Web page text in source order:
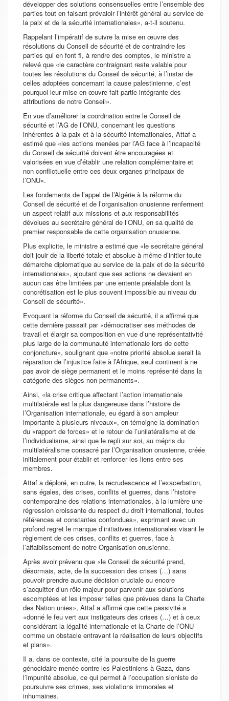
développer des solutions consensuelles entre l’ensemble des
parties tout en faisant prévaloir l’intérêt général au service de
la paix et de la sécurité internationales», a-t-il soutenu.
Rappelant l’impératif de suivre la mise en œuvre des
résolutions du Conseil de sécurité et de contraindre les
parties qui en font fi, à rendre des comptes, le ministre a
relevé que «le caractère contraignant reste valable pour
toutes les résolutions du Conseil de sécurité, à l’instar de
celles adoptées concernant la cause palestinienne, c’est
pourquoi leur mise en œuvre fait partie intégrante des
attributions de notre Conseil».
En vue d’améliorer la coordination entre le Conseil de
sécurité et l’AG de l’ONU, concernant les questions
inhérentes à la paix et à la sécurité internationales, Attaf a
estimé que «les actions menées par l’AG face à l’incapacité
du Conseil de sécurité doivent être encouragées et
valorisées en vue d’établir une relation complémentaire et
non conflictuelle entre ces deux organes principaux de
l’ONU».
Les fondements de l’appel de l’Algérie à la réforme du
Conseil de sécurité et de l’organisation onusienne renferment
un aspect relatif aux missions et aux responsabilités
dévolues au secrétaire général de l’ONU, en sa qualité de
premier responsable de cette organisation onusienne.
Plus explicite, le ministre a estimé que «le secrétaire général
doit jouir de la liberté totale et absolue à même d’initier toute
démarche diplomatique au service de la paix et de la sécurité
internationales», ajoutant que ses actions ne devaient en
aucun cas être limitées par une entente préalable dont la
concrétisation est le plus souvent impossible au niveau du
Conseil de sécurité».
Evoquant la réforme du Conseil de sécurité, il a affirmé que
cette dernière passait par «démocratiser ses méthodes de
travail et élargir sa composition en vue d’une représentativité
plus large de la communauté internationale lors de cette
conjoncture», soulignant que «notre priorité absolue serait la
réparation de l’injustice faite à l’Afrique, seul continent à ne
pas avoir de siège permanent et le moins représenté dans la
catégorie des sièges non permanents».
Ainsi, «la crise critique affectant l’action internationale
multilatérale est la plus dangereuse dans l’histoire de
l’Organisation internationale, eu égard à son ampleur
importante à plusieurs niveaux», en témoigne la domination
du «rapport de forces» et le retour de l’unilatéralisme et de
l’individualisme, ainsi que le repli sur soi, au mépris du
multilatéralisme consacré par l’Organisation onusienne, créée
initialement pour établir et renforcer les liens entre ses
membres.
Attaf a déploré, en outre, la recrudescence et l’exacerbation,
sans égales, des crises, conflits et guerres, dans l’histoire
contemporaine des relations internationales, à la lumière une
régression croissante du respect du droit international, toutes
références et constantes confondues», exprimant avec un
profond regret le manque d’initiatives internationales visant le
règlement de ces crises, conflits et guerres, face à
l’affaiblissement de notre Organisation onusienne.
Après avoir prévenu que «le Conseil de sécurité prend,
désormais, acte, de la succession des crises (…) sans
pouvoir prendre aucune décision cruciale ou encore
s’acquitter d’un rôle majeur pour parvenir aux solutions
escomptées et les imposer telles que prévues dans la Charte
des Nation unies», Attaf a affirmé que cette passivité a
«donné le feu vert aux instigateurs des crises (…) et à ceux
considérant la légalité internationale et la Charte de l’ONU
comme un obstacle entravant la réalisation de leurs objectifs
et plans».
Il a, dans ce contexte, cité la poursuite de la guerre
génocidaire menée contre les Palestiniens à Gaza, dans
l’impunité absolue, ce qui permet à l’occupation sioniste de
poursuivre ses crimes, ses violations immorales et
inhumaines.